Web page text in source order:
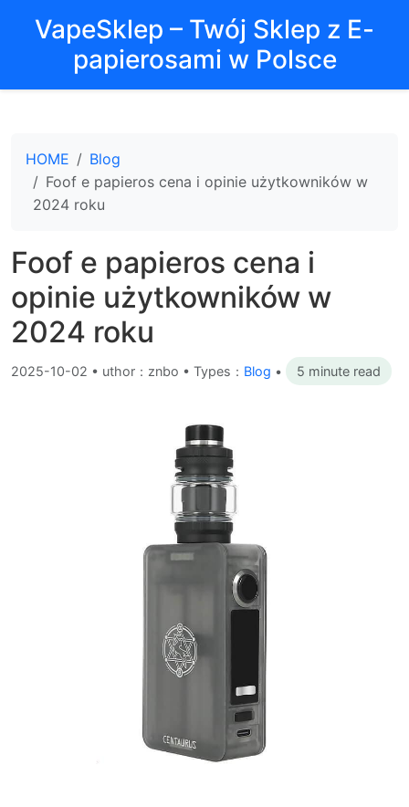
VapeSklep – Twój Sklep z E-
papierosami w Polsce
HOME
Blog
Foof e papieros cena i opinie użytkowników w
2024 roku
Foof e papieros cena i
opinie użytkowników w
2024 roku
2025-10-02 • uthor：znbo • Types： Blog • 5 minute read